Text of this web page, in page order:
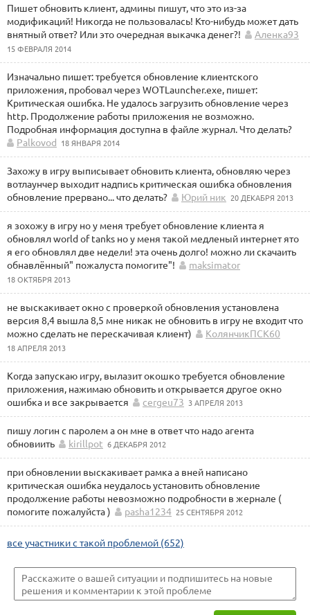
Пишет обновить клиент, админы пишут, что это из-за
модификаций! Никогда не пользовалась! Кто-нибудь может дать
внятный ответ? Или это очередная выкачка денег?!
Аленка93
15 ФЕВРАЛЯ 2014
Изначально пишет: требуется обновление клиентского
приложения, пробовал через WOTLauncher.exe, пишет:
Критическая ошибка. Не удалось загрузить обновление через
http. Продолжение работы приложения не возможно.
Подробная информация доступна в файле журнал. Что делать?
Palkovod 18 ЯНВАРЯ 2014
Захожу в игру выписывает обновить клиента, обновляю через
вотлаунчер выходит надпись критическая ошибка обновления
обновление прервано... что делать?
Юрий ник 20 ДЕКАБРЯ 2013
я зохожу в игру но у меня требует обновление клиента я
обновлял world of tanks но у меня такой медленый интернет ято
я его обновлял две недели! эта очень долго! можно ли скачаить
обнавлённый" пожалуста помогите"!
maksimator
18 ОКТЯБРЯ 2013
не выскакивает окно с проверкой обновления установлена
версия 8,4 вышла 8,5 мне никак не обновить в игру не входит что
можно сделать не перескачивая клиент)
КолянчикПСК60
18 АПРЕЛЯ 2013
Когда запускаю игру, вылазит окошко требуется обновление
приложения, нажимаю обновить и открывается другое окно
ошибка и все закрывается
cergeu73 3 АПРЕЛЯ 2013
пишу логин с паролем а он мне в ответ что надо агента
обновиить
kirillpot 6 ДЕКАБРЯ 2012
при обновлении выскакивает рамка а вней написано
критическая ошибка неудалось установить обновление
продолжение работы невозможно подробности в жернале (
помогите пожалуйста )
pasha1234 25 СЕНТЯБРЯ 2012
все участники с такой проблемой (652)